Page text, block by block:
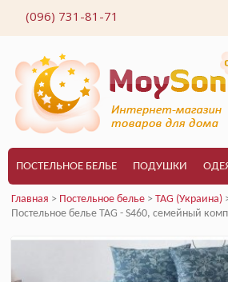
(096) 731-81-71
ПОСТЕЛЬНОЕ БЕЛЬЕ ПОДУШКИ
Главная > Постельное белье > TAG (Украина)
Постельное белье TAG - S460, семейный